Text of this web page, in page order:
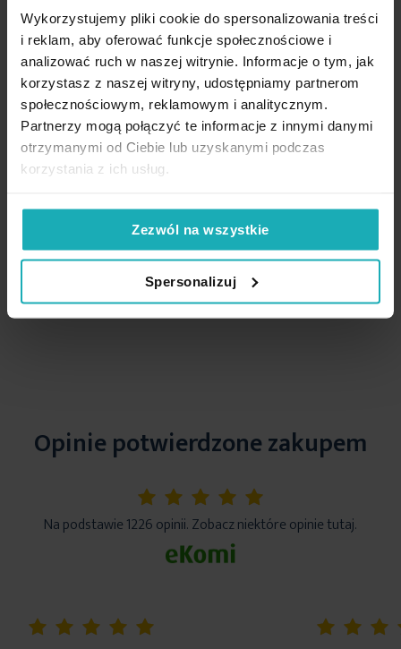
Wykorzystujemy pliki cookie do spersonalizowania treści
i reklam, aby oferować funkcje społecznościowe i
analizować ruch w naszej witrynie. Informacje o tym, jak
korzystasz z naszej witryny, udostępniamy partnerom
społecznościowym, reklamowym i analitycznym.
Partnerzy mogą połączyć te informacje z innymi danymi
otrzymanymi od Ciebie lub uzyskanymi podczas
korzystania z ich usług.
Zezwól na wszystkie
Spersonalizuj
High-contrast mode
Podobne produkty
Opinie potwierdzone zakupem
5%
Na podstawie 1226 opinii. Zobacz niektóre opinie tutaj.